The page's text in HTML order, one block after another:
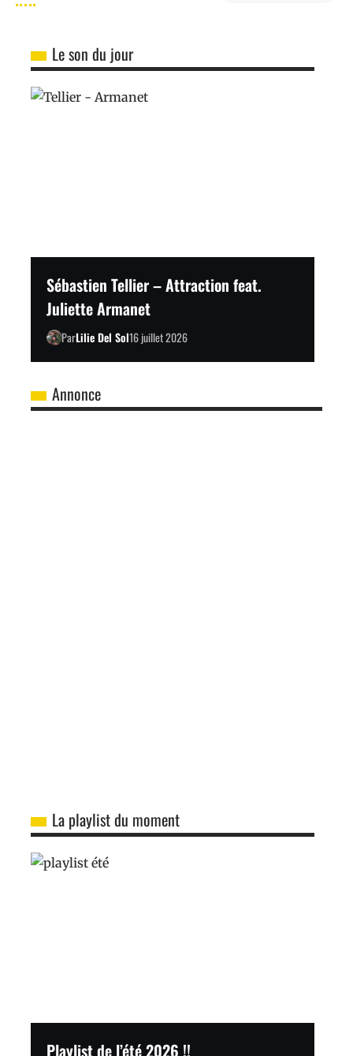
Le son du jour
Sébastien Tellier – Attraction feat.
Juliette Armanet
ParLilie Del Sol16 juillet 2026
Annonce
La playlist du moment
Playlist de l’été 2026 !!